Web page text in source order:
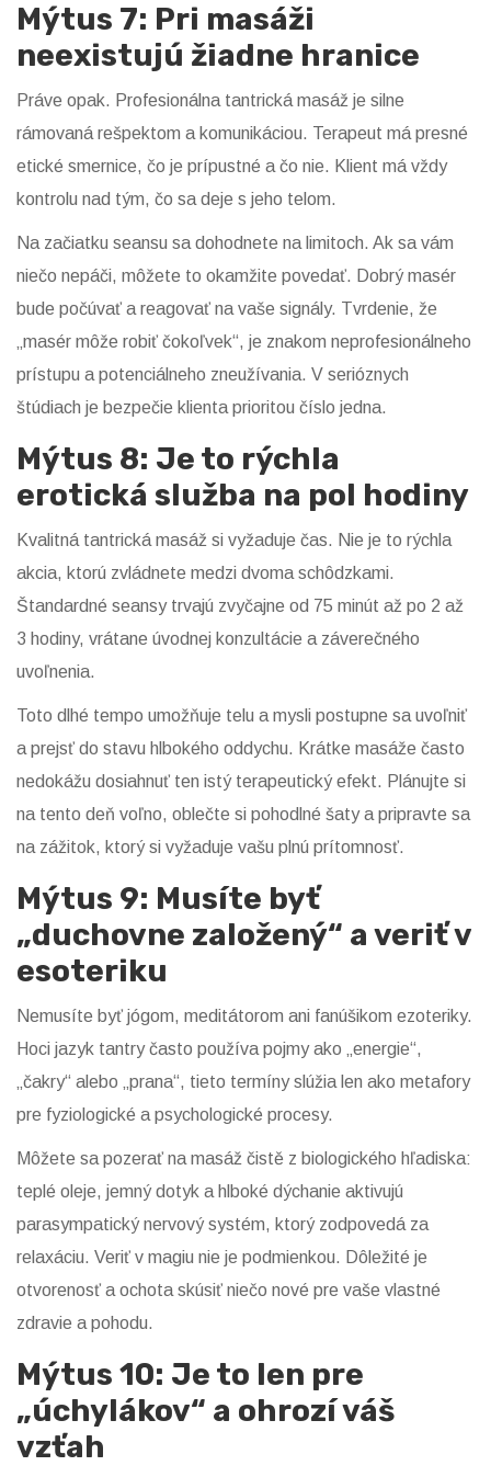
Mýtus 7: Pri masáži
neexistujú žiadne hranice
Práve opak. Profesionálna tantrická masáž je silne
rámovaná rešpektom a komunikáciou. Terapeut má presné
etické smernice, čo je prípustné a čo nie. Klient má vždy
kontrolu nad tým, čo sa deje s jeho telom.
Na začiatku seansu sa dohodnete na limitoch. Ak sa vám
niečo nepáči, môžete to okamžite povedať. Dobrý masér
bude počúvať a reagovať na vaše signály. Tvrdenie, že
„masér môže robiť čokoľvek“, je znakom neprofesionálneho
prístupu a potenciálneho zneužívania. V serióznych
štúdiach je bezpečie klienta prioritou číslo jedna.
Mýtus 8: Je to rýchla
erotická služba na pol hodiny
Kvalitná tantrická masáž si vyžaduje čas. Nie je to rýchla
akcia, ktorú zvládnete medzi dvoma schôdzkami.
Štandardné seansy trvajú zvyčajne od 75 minút až po 2 až
3 hodiny, vrátane úvodnej konzultácie a záverečného
uvoľnenia.
Toto dlhé tempo umožňuje telu a mysli postupne sa uvoľniť
a prejsť do stavu hlbokého oddychu. Krátke masáže často
nedokážu dosiahnuť ten istý terapeutický efekt. Plánujte si
na tento deň voľno, oblečte si pohodlné šaty a pripravte sa
na zážitok, ktorý si vyžaduje vašu plnú prítomnosť.
Mýtus 9: Musíte byť
„duchovne založený“ a veriť v
esoteriku
Nemusíte byť jógom, meditátorom ani fanúšikom ezoteriky.
Hoci jazyk tantry často používa pojmy ako „energie“,
„čakry“ alebo „prana“, tieto termíny slúžia len ako metafory
pre fyziologické a psychologické procesy.
Môžete sa pozerať na masáž čistě z biologického hľadiska:
teplé oleje, jemný dotyk a hlboké dýchanie aktivujú
parasympatický nervový systém, ktorý zodpovedá za
relaxáciu. Veriť v magiu nie je podmienkou. Dôležité je
otvorenosť a ochota skúsiť niečo nové pre vaše vlastné
zdravie a pohodu.
Mýtus 10: Je to len pre
„úchylákov“ a ohrozí váš
vzťah